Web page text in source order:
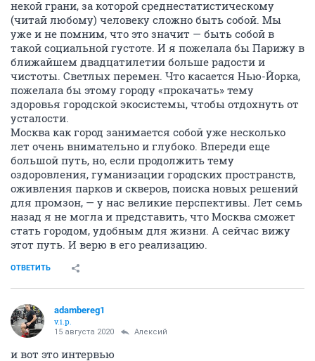
некой грани, за которой среднестатистическому
(читай любому) человеку сложно быть собой. Мы
уже и не помним, что это значит — быть собой в
такой социальной густоте. И я пожелала бы Парижу в
ближайшем двадцатилетии больше радости и
чистоты. Светлых перемен. Что касается Нью-Йорка,
пожелала бы этому городу «прокачать» тему
здоровья городской экосистемы, чтобы отдохнуть от
усталости.
Москва как город занимается собой уже несколько
лет очень внимательно и глубоко. Впереди еще
большой путь, но, если продолжить тему
оздоровления, гуманизации городских пространств,
оживления парков и скверов, поиска новых решений
для промзон, — у нас великие перспективы. Лет семь
назад я не могла и представить, что Москва сможет
стать городом, удобным для жизни. А сейчас вижу
этот путь. И верю в его реализацию.
ОТВЕТИТЬ
adambereg1
v.i.p.
15 августа 2020 Алексий
и вот это интервью